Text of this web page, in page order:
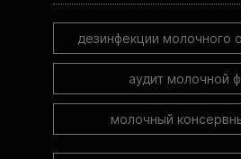
дезинфекции молочного
аудит молочной
молочный